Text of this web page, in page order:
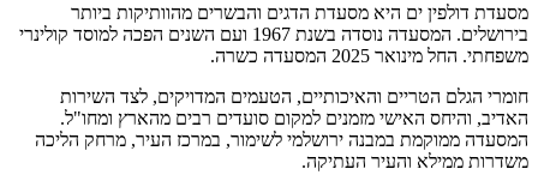
מסעדת דולפין ים היא מסעדת הדגים והבשרים מהוותיקות ביותר
בירושלים. המסעדה נוסדה בשנת 1967 ועם השנים הפכה למוסד קולינרי
משפחתי. החל מינואר 2025 המסעדה כשרה.
חומרי הגלם הטריים והאיכותיים, הטעמים המדויקים, לצד השירות
האדיב, והיחס האישי מזמנים למקום סועדים רבים מהארץ ומחו"ל.
המסעדה ממוקמת במבנה ירושלמי לשימור, במרכז העיר, מרחק הליכה
משדרות ממילא והעיר העתיקה.